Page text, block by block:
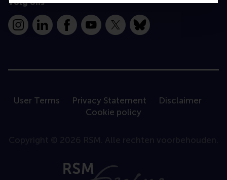
Volg ons
InstagramLinkedInFacebookYouTube
X Bluesky
User Terms Privacy Statement
Disclaimer
Cookie policy